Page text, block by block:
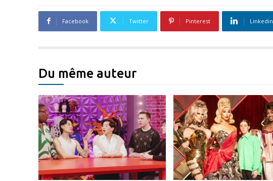
Facebook Twitter Pinterest Linkedin
Du même auteur